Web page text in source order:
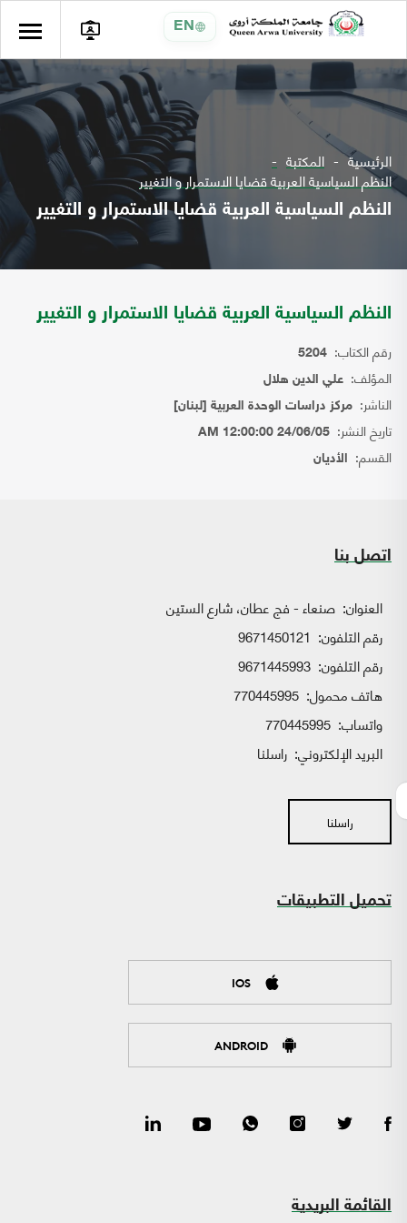
EN
الرئيسية المكتبة
النظم السياسية العربية قضايا الاستمرار و التغيير
النظم السياسية العربية قضايا الاستمرار و التغيير
النظم السياسية العربية قضايا الاستمرار و التغيير
رقم الكتاب: 5204
المؤلف: علي الدين هلال
الناشر: مركز دراسات الوحدة العربية [لبنان]
تاريخ النشر: 24/06/05 12:00:00 AM
القسم: الأديان
اتصل بنا
العنوان: صنعاء - فج عطان، شارع الستين
رقم التلفون: 9671450121
رقم التلفون: 9671445993
هاتف محمول: 770445995
واتساب:
البريد الإلكتروني: راسلنا
راسلنا
تحميل التطبيقات
IOS
ANDROID
القائمة البريدية